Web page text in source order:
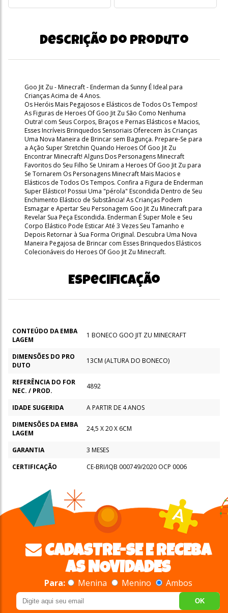
Descrição do produto
Goo Jit Zu - Minecraft - Enderman da Sunny É Ideal para
Crianças Acima de 4 Anos.
Os Heróis Mais Pegajosos e Elásticos de Todos Os Tempos!
As Figuras de Heroes Of Goo Jit Zu São Como Nenhuma
Outra! com Seus Corpos, Braços e Pernas Elásticos e Macios,
Esses Incríveis Brinquedos Sensoriais Oferecem às Crianças
Uma Nova Maneira de Brincar sem Bagunça. Prepare-Se para
a Ação Super Stretchin Quando Heroes Of Goo Jit Zu
Encontrar Minecraft! Alguns Dos Personagens Minecraft
Favoritos do Seu Filho Se Uniram a Heroes Of Goo Jit Zu para
Se Tornarem Os Personagens Minecraft Mais Macios e
Elásticos de Todos Os Tempos. Confira a Figura de Enderman
Super Elástico! Possui Uma "pérola" Escondida Dentro de Seu
Enchimento Elástico de Substância! As Crianças Podem
Esmagar e Apertar Seu Personagem Goo Jit Zu Minecraft para
Revelar Sua Peça Escondida. Enderman É Super Mole e Seu
Corpo Elástico Pode Esticar Até 3 Vezes Seu Tamanho e
Depois Retornar à Sua Forma Original. Descubra Uma Nova
Maneira Pegajosa de Brincar com Esses Brinquedos Elásticos
Colecionáveis do Heroes Of Goo Jit Zu Minecraft.
Especificação
CONTEÚDO DA EMBA
LAGEM
1 BONECO GOO JIT ZU MINECRAFT
DIMENSÕES DO PRO
DUTO
13CM (ALTURA DO BONECO)
REFERÊNCIA DO FOR
NEC. / PROD.
4892
IDADE SUGERIDA
A PARTIR DE 4 ANOS
DIMENSÕES DA EMBA
LAGEM
24,5 X 20 X 6CM
GARANTIA
3 MESES
CERTIFICAÇÃO
CE-BRI/IQB 000749/2020 OCP 0006
CADASTRE-SE E RECEBA
AS NOVIDADES
Para: Menina Menino Ambos
OK